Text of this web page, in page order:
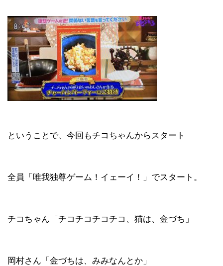
ということで、今回もチコちゃんからスタート
全員「唯我独尊ゲーム！イェーイ！」でスタート。
チコちゃん「チコチコチコチコ、猫は、金づち」
岡村さん「金づちは、みみなんとか」